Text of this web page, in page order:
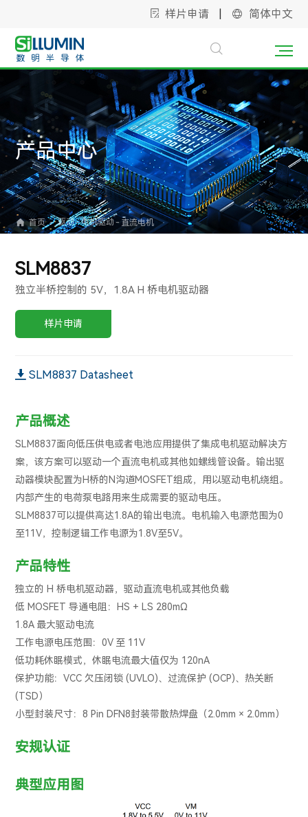
样片申请 简体中文
产品中心
首页 - 驱动-电机驱动 - 直流电机
SLM8837
独立半桥控制的 5V，1.8A H 桥电机驱动器
样片申请
SLM8837 Datasheet
产品概述
SLM8837面向低压供电或者电池应用提供了集成电机驱动解决方
案，该方案可以驱动一个直流电机或其他如螺线管设备。输出驱
动器模块配置为H桥的N沟道MOSFET组成，用以驱动电机绕组。
内部产生的电荷泵电路用来生成需要的驱动电压。
SLM8837可以提供高达1.8A的输出电流。电机输入电源范围为0
至11V，控制逻辑工作电源为1.8V至5V。
产品特性
独立的 H 桥电机驱动器，驱动直流电机或其他负载
低 MOSFET 导通电阻：HS + LS 280mΩ
1.8A 最大驱动电流
工作电源电压范围：0V 至 11V
低功耗休眠模式，休眠电流最大值仅为 120nA
保护功能：VCC 欠压闭锁 (UVLO)、过流保护 (OCP)、热关断
(TSD）
小型封装尺寸：8 Pin DFN8封装带散热焊盘（2.0mm × 2.0mm）
安规认证
典型应用图